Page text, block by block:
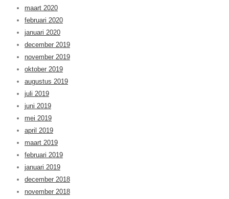
maart 2020
februari 2020
januari 2020
december 2019
november 2019
oktober 2019
augustus 2019
juli 2019
juni 2019
mei 2019
april 2019
maart 2019
februari 2019
januari 2019
december 2018
november 2018